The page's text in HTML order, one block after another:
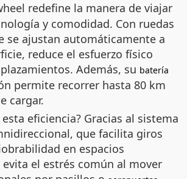
redefine la manera de viajar
y comodidad. Con ruedas
se ajustan automáticamente a
reduce el esfuerzo físico
Además, su batería
permite recorrer hasta 80 km
cargar.
eficiencia? Gracias al sistema
que facilita giros
en espacios
el estrés común al mover